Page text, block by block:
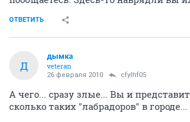
ОТВЕТИТЬ
Д
дымка
veteran
26 февраля 2010 cfylhf05
А чего... сразу злые... Вы и
сколько таких "лабрадоров" в городе...